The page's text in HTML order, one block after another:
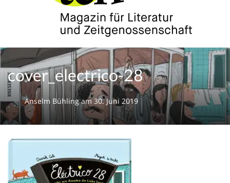
tell
Magazin für Literatur und Zeitgenossenschaft
cover_electrico-28
Anselm Bühlingam 30. Juni 2019